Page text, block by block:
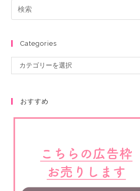
Categories
カテゴリーを選択
おすすめ